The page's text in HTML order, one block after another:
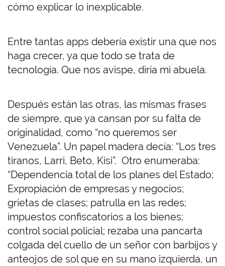
cómo explicar lo inexplicable.
Entre tantas apps debería existir una que nos
haga crecer, ya que todo se trata de
tecnología. Que nos avispe, diría mi abuela.
Después están las otras, las mismas frases
de siempre, que ya cansan por su falta de
originalidad, como “no queremos ser
Venezuela”. Un papel madera decía: “Los tres
tiranos, Larri, Beto, Kisi”. Otro enumeraba:
“Dependencia total de los planes del Estado;
Expropiación de empresas y negocios;
grietas de clases; patrulla en las redes;
impuestos confiscatorios a los bienes;
control social policial; rezaba una pancarta
colgada del cuello de un señor con barbijos y
anteojos de sol que en su mano izquierda, un